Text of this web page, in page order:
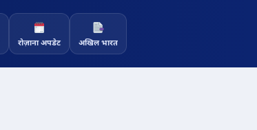
रोज़ाना अपडेट अखिल भारत